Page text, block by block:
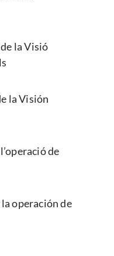
la Visió
la Visión
de
operación de